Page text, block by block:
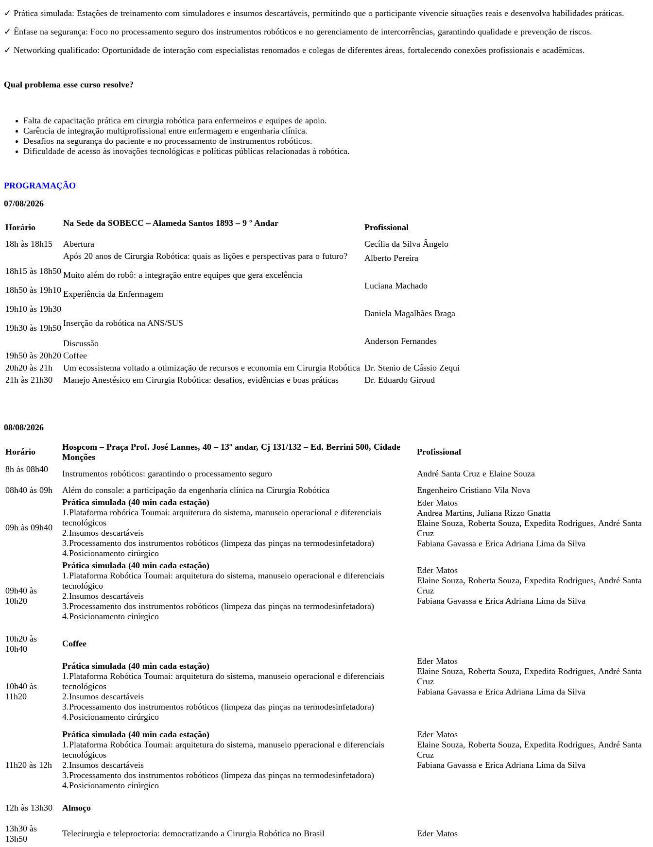
✓ Prática simulada: Estações de treinamento com simuladores e insumos descartáveis, permitindo que o participante vivencie situações reais e desenvolva habilidades práticas.
✓ Ênfase na segurança: Foco no processamento seguro dos instrumentos robóticos e no gerenciamento de intercorrências, garantindo qualidade e prevenção de riscos.
✓ Networking qualificado: Oportunidade de interação com especialistas renomados e colegas de diferentes áreas, fortalecendo conexões profissionais e acadêmicas.
Qual problema esse curso resolve?
Falta de capacitação prática em cirurgia robótica para enfermeiros e equipes de apoio.
Carência de integração multiprofissional entre enfermagem e engenharia clínica.
Desafios na segurança do paciente e no processamento de instrumentos robóticos.
Dificuldade de acesso às inovações tecnológicas e políticas públicas relacionadas à robótica.
PROGRAMAÇÃO
07/08/2026
Horário Na Sede da SOBECC – Alameda Santos 1893 – 9 º Andar
Profissional
18h às 18h15
Abertura Cecília da Silva Ângelo
18h15 às 18h50
18h50 às 19h10
19h10 às 19h30
19h30 às 19h50
Após 20 anos de Cirurgia Robótica: quais as lições e perspectivas para o futuro?
Muito além do robô: a integração entre equipes que gera excelência
Experiência da Enfermagem
Inserção da robótica na ANS/SUS
Discussão
Alberto Pereira
Luciana Machado
Daniela Magalhães Braga
Anderson Fernandes
19h50 às 20h20 Coffee
20h20 às 21h
Um ecossistema voltado a otimização de recursos e economia em Cirurgia Robótica Dr. Stenio de Cássio Zequi
21h às 21h30
Manejo Anestésico em Cirurgia Robótica: desafios, evidências e boas práticas Dr. Eduardo Giroud
08/08/2026
Horário
Hospcom – Praça Prof. José Lannes, 40 – 13º andar, Cj 131/132 – Ed. Berrini 500, Cidade
Monções
Profissional
8h às 08h40
Instrumentos robóticos: garantindo o processamento seguro
André Santa Cruz e Elaine Souza
08h40 às 09h
Além do console: a participação da engenharia clínica na Cirurgia Robótica Engenheiro Cristiano Vila Nova
09h às 09h40
Prática simulada (40 min cada estação)
1.Plataforma robótica Toumai: arquitetura do sistema, manuseio operacional e diferenciais
tecnológicos
2.Insumos descartáveis
3.Processamento dos instrumentos robóticos (limpeza das pinças na termodesinfetadora)
4.Posicionamento cirúrgico
Eder Matos
Andrea Martins, Juliana Rizzo Gnatta
Elaine Souza, Roberta Souza, Expedita Rodrigues, André Santa
Cruz
Fabiana Gavassa e Erica Adriana Lima da Silva
09h40 às
10h20
Prática simulada (40 min cada estação)
1.Plataforma Robótica Toumai: arquitetura do sistema, manuseio operacional e diferenciais
tecnológico
2.Insumos descartáveis
3.Processamento dos instrumentos robóticos (limpeza das pinças na termodesinfetadora)
4.Posicionamento cirúrgico
Eder Matos
Elaine Souza, Roberta Souza, Expedita Rodrigues, André Santa
Cruz
Fabiana Gavassa e Erica Adriana Lima da Silva
10h20 às
10h40
Coffee
10h40 às
11h20
Prática simulada (40 min cada estação)
1.Plataforma Robótica Toumai: arquitetura do sistema, manuseio operacional e diferenciais
tecnológicos
2.Insumos descartáveis
3.Processamento dos instrumentos robóticos (limpeza das pinças na termodesinfetadora)
4.Posicionamento cirúrgico
Eder Matos
Elaine Souza, Roberta Souza, Expedita Rodrigues, André Santa
Cruz
Fabiana Gavassa e Erica Adriana Lima da Silva
11h20 às 12h
Prática simulada (40 min cada estação)
1.Plataforma Robótica Toumai: arquitetura do sistema, manuseio pperacional e diferenciais
tecnológicos
2.Insumos descartáveis
3.Processamento dos instrumentos robóticos (limpeza das pinças na termodesinfetadora)
4.Posicionamento cirúrgico
Eder Matos
Elaine Souza, Roberta Souza, Expedita Rodrigues, André Santa
Cruz
Fabiana Gavassa e Erica Adriana Lima da Silva
12h às 13h30 Almoço
13h30 às
13h50
Telecirurgia e teleproctoria: democratizando a Cirurgia Robótica no Brasil
Eder Matos